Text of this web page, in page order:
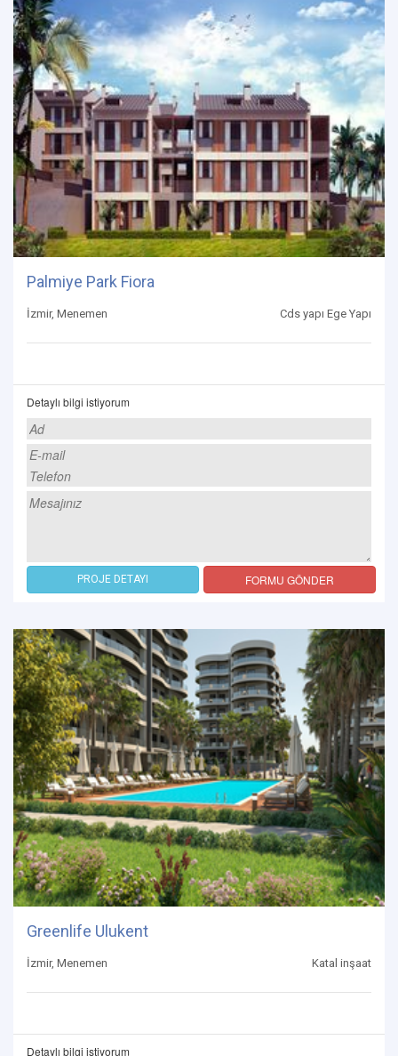
Palmiye Park Fiora
İzmir, Menemen Cds yapı Ege Yapı
Detaylı bilgi istiyorum
PROJE DETAYI FORMU GÖNDER
Greenlife Ulukent
İzmir, Menemen Katal inşaat
Detaylı bilgi istiyorum